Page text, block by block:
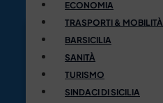
ECONOMIA
TRASPORTI & MOBILITÀ
BARSICILIA
SANITÀ
TURISMO
SINDACI DI SICILIA